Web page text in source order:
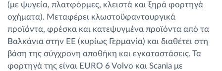
(με ψυγεία, πλατφόρμες, κλειστά και ξηρά φορτηγά
οχήματα). Μεταφέρει κλωστοϋφαντουργικά
προϊόντα, φρέσκα και κατεψυγμένα προϊόντα από τα
Βαλκάνια στην ΕΕ (κυρίως Γερμανία) και διαθέτει στη
βάση της σύγχρονη αποθήκη και εγκαταστάσεις. Τα
φορτηγά της είναι EURO 6 Volvo και Scania με